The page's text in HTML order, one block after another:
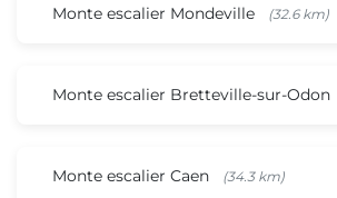
Monte escalier Mondeville (32.6 km)
Monte escalier Bretteville-sur-Odon
Monte escalier Caen (34.3 km)